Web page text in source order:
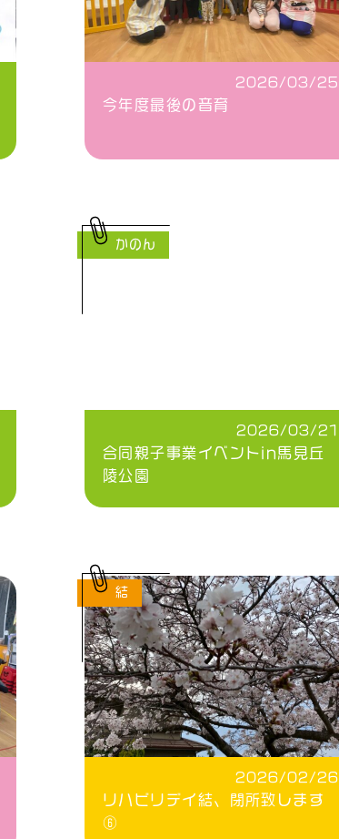
2026/03/25
今年度最後の音育
2026/03/21
合同親子事業イベントin馬見丘
陵公園
かのん
2026/02/26
リハビリデイ結、閉所致します
⑥
結